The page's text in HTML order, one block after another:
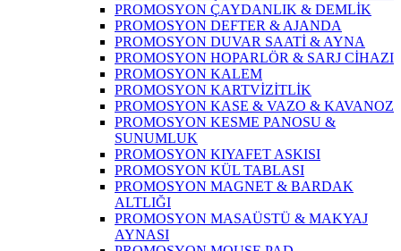
PROMOSYON ÇAYDANLIK & DEMLİK
PROMOSYON DEFTER & AJANDA
PROMOSYON DUVAR SAATİ & AYNA
PROMOSYON HOPARLÖR & SARJ CİHAZI
PROMOSYON KALEM
PROMOSYON KARTVİZİTLİK
PROMOSYON KASE & VAZO & KAVANOZ
PROMOSYON KESME PANOSU &
SUNUMLUK
PROMOSYON KIYAFET ASKISI
PROMOSYON KÜL TABLASI
PROMOSYON MAGNET & BARDAK
ALTLIĞI
PROMOSYON MASAÜSTÜ & MAKYAJ
AYNASI